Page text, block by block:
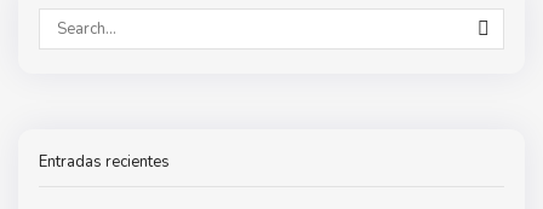
Entradas recientes